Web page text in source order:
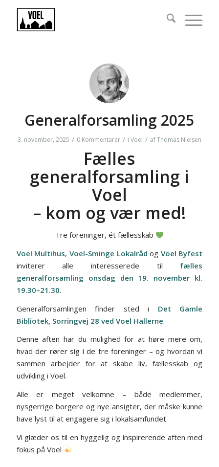
Generalforsamling 2025
3. november, 2025 / 0 Kommentarer / i Voel / afThomas Nielsen
Fælles
generalforsamling i
Voel
– kom og vær med!
Tre foreninger, ét fællesskab
Voel Multihus, Voel-Sminge Lokalråd og Voel Byfest
inviterer alle interesserede til fælles
generalforsamling onsdag den 19. november kl.
19.30–21.30.
Generalforsamlingen finder sted i Det Gamle
Bibliotek, Sorringvej 28 ved Voel Hallerne.
Denne aften har du mulighed for at høre mere om,
hvad der rører sig i de tre foreninger – og hvordan vi
sammen arbejder for at skabe liv, fællesskab og
udvikling i Voel.
Alle er meget velkomne – både medlemmer,
nysgerrige borgere og nye ansigter, der måske kunne
have lyst til at engagere sig i lokalsamfundet.
Vi glæder os til en hyggelig og inspirerende aften med
fokus på Voel